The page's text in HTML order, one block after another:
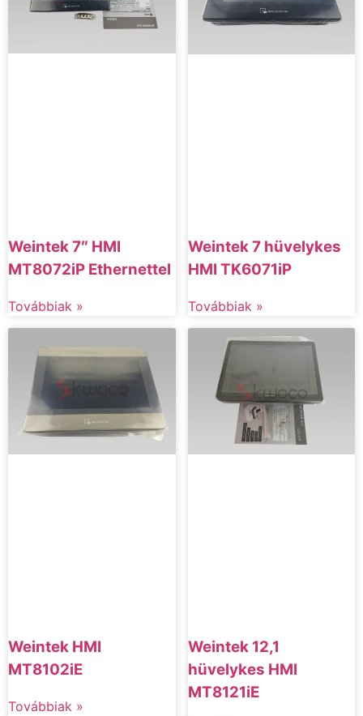
Weintek 7″ HMI
MT8072iP Ethernettel
Továbbiak »
Weintek 7 hüvelykes
HMI TK6071iP
Továbbiak »
Weintek HMI
MT8102iE
Továbbiak »
Weintek 12,1
hüvelykes HMI
MT8121iE